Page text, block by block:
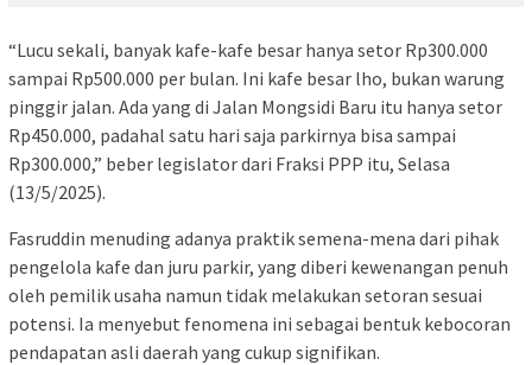
“Lucu sekali, banyak kafe-kafe besar hanya setor Rp300.000
sampai Rp500.000 per bulan. Ini kafe besar lho, bukan warung
pinggir jalan. Ada yang di Jalan Mongsidi Baru itu hanya setor
Rp450.000, padahal satu hari saja parkirnya bisa sampai
Rp300.000,” beber legislator dari Fraksi PPP itu, Selasa
(13/5/2025).
Fasruddin menuding adanya praktik semena-mena dari pihak
pengelola kafe dan juru parkir, yang diberi kewenangan penuh
oleh pemilik usaha namun tidak melakukan setoran sesuai
potensi. Ia menyebut fenomena ini sebagai bentuk kebocoran
pendapatan asli daerah yang cukup signifikan.